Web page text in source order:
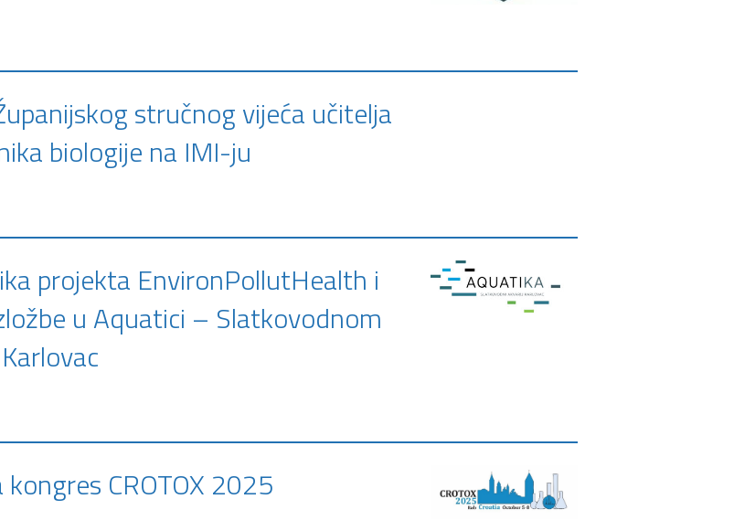
stručnog vijeća učitelja
biologije na IMI-ju
projekta EnvironPollutHealth i
u Aquatici – Slatkovodnom
kongres CROTOX 2025